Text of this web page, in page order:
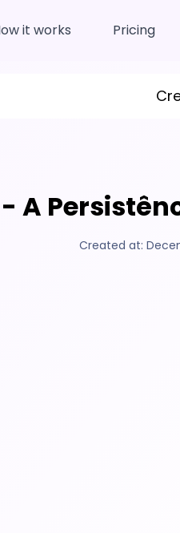
it works Pricing
A
Created at: